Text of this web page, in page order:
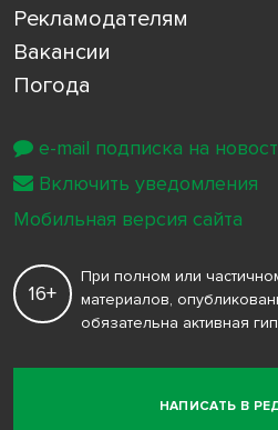
Рекламодателям
Вакансии
Погода
НАПИСАТЬ В
16+
При полном или
материалов,
обязательна активная
e-mail подписка на
Включить уведомления
Мобильная версия сайта